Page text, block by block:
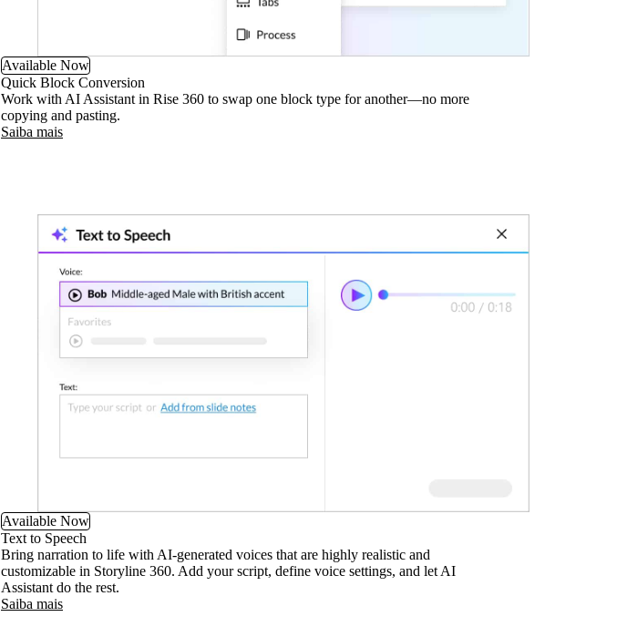
Available Now
Quick Block Conversion
Work with AI Assistant in Rise 360 to swap one block type for another—no more
copying and pasting.
Saiba mais
Available Now
Text to Speech
Bring narration to life with AI-generated voices that are highly realistic and
customizable in Storyline 360. Add your script, define voice settings, and let AI
Assistant do the rest.
Saiba mais